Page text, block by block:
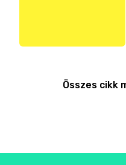
Összes cikk